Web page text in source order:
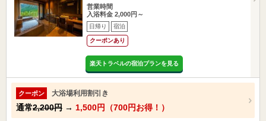
営業時間
入浴料金 2,000円～
日帰り 宿泊
クーポンあり
楽天トラベルの宿泊プランを見る
クーポン 大浴場利用割引き
通常2,200円 → 1,500円（700円お得！）